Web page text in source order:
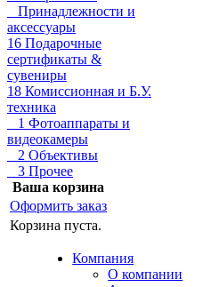
Принадлежности и
аксессуары
16 Подарочные
сертификаты &
сувениры
18 Комиссионная и Б.У.
техника
1 Фотоаппараты и
видеокамеры
2 Объективы
3 Прочее
Ваша корзина
Оформить заказ
Корзина пуста.
Компания
О компании